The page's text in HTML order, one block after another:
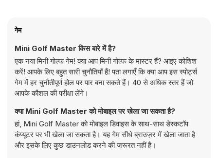
गेम
Mini Golf Master किस बारे में है?
एक नया मिनी गोल्फ गेम! क्या आप मिनी गोल्फ के मास्टर हैं? आइए कोशिश
करें! आपके लिए बहुत सारी चुनौतियाँ हैं! पता लगाएँ कि क्या आप इस स्पोर्ट्स
गेम में हर चुनौतीपूर्ण होल पर पार बना सकते हैं। 40 से अधिक स्तर हैं जो
आपके कौशल की परीक्षा लेंगे।
क्या Mini Golf Master को मोबाइल पर खेला जा सकता है?
हां, Mini Golf Master को मोबाइल डिवाइस के साथ-साथ डेस्कटॉप
कंप्यूटर पर भी खेला जा सकता है। यह गेम सीधे ब्राउज़र में खेला जाता है
और इसके लिए कुछ डाउनलोड करने की ज़रूरत नहीं है।